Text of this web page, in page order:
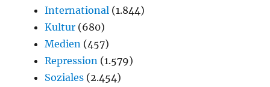
International (1.844)
Kultur (680)
Medien (457)
Repression (1.579)
Soziales (2.454)